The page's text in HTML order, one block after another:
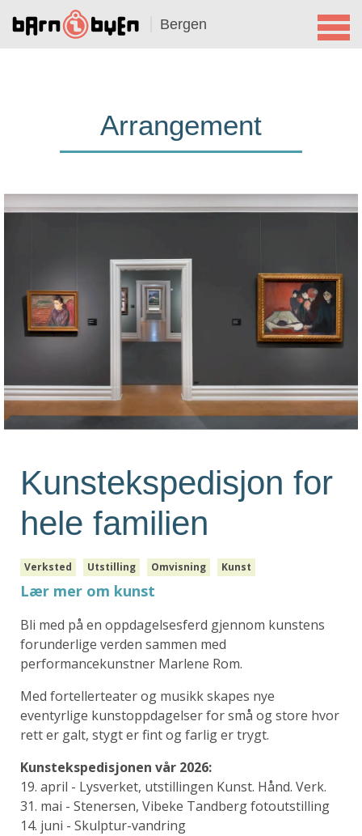
Bergen
Arrangement
Kunstekspedisjon for
hele familien
Verksted Utstilling Omvisning Kunst
Lær mer om kunst
Bli med på en oppdagelsesferd gjennom kunstens
forunderlige verden sammen med
performancekunstner Marlene Rom.
Med fortellerteater og musikk skapes nye
eventyrlige kunstoppdagelser for små og store hvor
rett er galt, stygt er fint og farlig er trygt.
Kunstekspedisjonen vår 2026:
19. april - Lysverket, utstillingen Kunst. Hånd. Verk.
31. mai - Stenersen, Vibeke Tandberg fotoutstilling
14. juni - Skulptur-vandring